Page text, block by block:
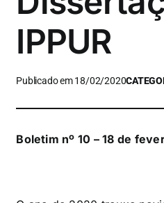
IPPUR
Publicado em 18/02/2020
Boletim nº 10 – 18 de